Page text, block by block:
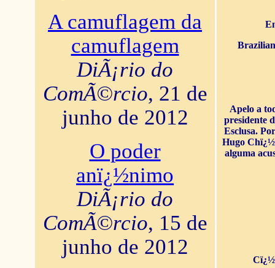
A camuflagem da
camuflagem
DiÃ¡rio do
ComÃ©rcio, 21 de
junho de 2012
O poder
anï¿½nimo
DiÃ¡rio do
ComÃ©rcio, 15 de
junho de 2012
Apelo a
presidente
Esclusa.
Hugo
alguma